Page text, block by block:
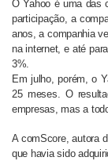
O Yahoo é uma das
participação, a
anos, a companhia
na internet, e até
3%.
Em julho, porém, o
25 meses. O
empresas, mas a
A comScore, autora
que havia sido